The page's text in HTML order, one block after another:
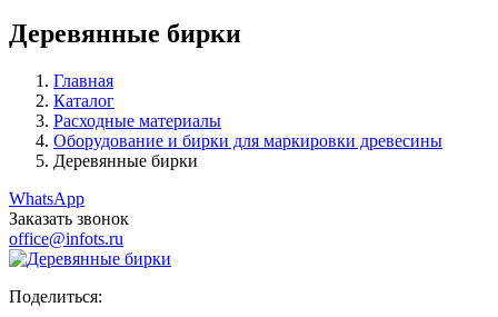
Деревянные бирки
Главная
Каталог
Расходные материалы
Оборудование и бирки для маркировки древесины
Деревянные бирки
WhatsApp
Заказать звонок
office@infots.ru
Поделиться: